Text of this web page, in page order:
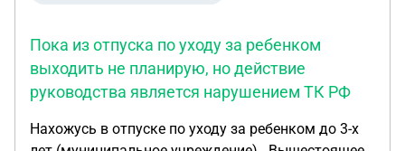
Пока из отпуска по уходу за ребенком
выходить не планирую, но действие
руководства является нарушением ТК РФ
Нахожусь в отпуске по уходу за ребенком до 3-х